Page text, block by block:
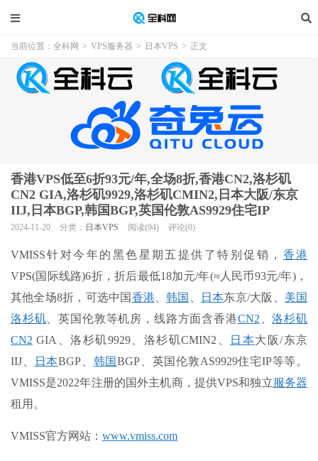
当前位置： 全科网 > VPS服务器 > 日本VPS > 正文
香港VPS低至6折93元/年,全场8折,香港CN2,洛杉矶
CN2 GIA,洛杉矶9929,洛杉矶CMIN2,日本大阪/东京
IIJ,日本BGP,韩国BGP,英国伦敦AS9929住宅IP
2024-11-20 分类： 日本VPS 阅读(94) 评论(0)
VMISS针对今年的黑色星期五提供了特别促销， 香港
VPS(国际线路)6折，折后最低18加元/年(≈人民币93元/年)，
其他全场8折，可选中国 香港 、韩国 日本东京/大阪、 美国
洛杉矶 、英国伦敦等机房，线路方面含香港CN2 、洛杉矶
CN2 GIA、洛杉矶9929、洛杉矶CMIN2、 日本大阪/东京
IIJ、
日本BGP、 韩国 BGP、英国伦敦AS9929住宅IP等等。
VMISS是2022年注册的国外主机商，提供VPS和独立服务器
租用。
VMISS官方网站： www.vmiss.com